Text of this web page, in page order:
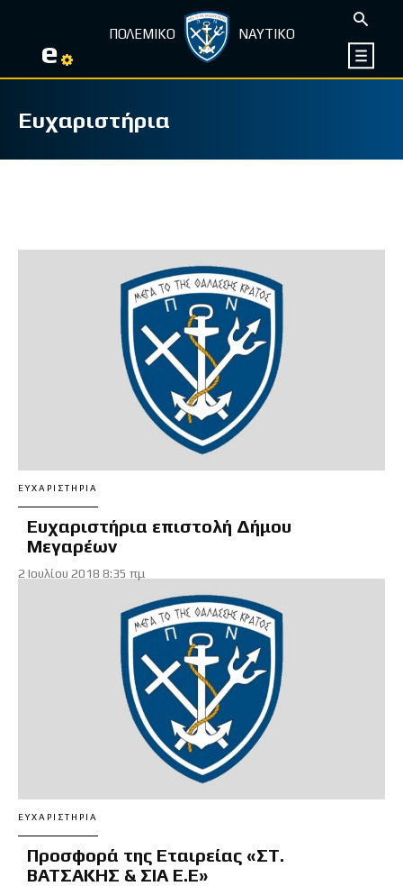
e ΠΟΛΕΜΙΚΟ ΝΑΥΤΙΚΟ
Ευχαριστήρια
ΕΥΧΑΡΙΣΤΉΡΙΑ
Ευχαριστήρια επιστολή Δήμου
Μεγαρέων
2 Ιουλίου 2018 8:35 πμ
ΕΥΧΑΡΙΣΤΉΡΙΑ
Προσφορά της Εταιρείας «ΣΤ.
ΒΑΤΣΑΚΗΣ & ΣΙΑ Ε.Ε»